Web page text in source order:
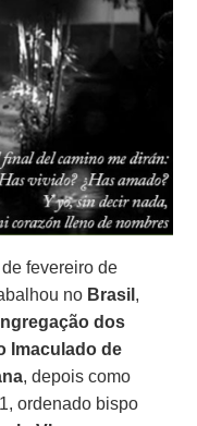
fevereiro de
no Brasil ,
dos
Imaculado de
, depois como
ordenado bispo